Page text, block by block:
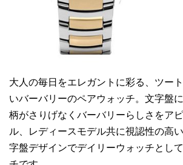
大人の毎日をエレガントに彩る、ツー
いバーバリーのペアウォッチ。文字盤
柄がさりげなくバーバリーらしさをア
ル、レディースモデル共に視認性の高
字盤デザインでデイリーウォッチとし